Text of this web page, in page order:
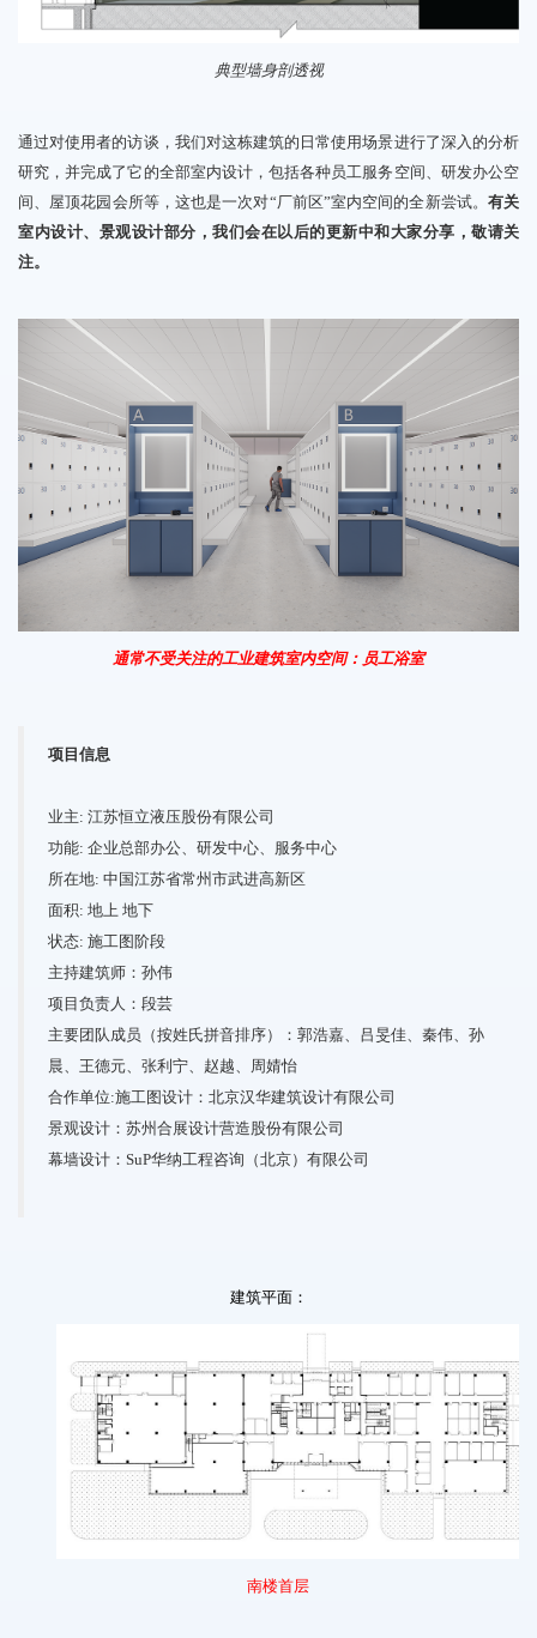
典型墙身剖透视
通过对使用者的访谈，我们对这栋建筑的日常使用场景进行了深入的分析
研究，并完成了它的全部室内设计，包括各种员工服务空间、研发办公空
间、屋顶花园会所等，这也是一次对“厂前区”室内空间的全新尝试。 有关
室内设计、景观设计部分，我们会在以后的更新中和大家分享，敬请关
注。
通常不受关注的工业建筑室内空间：员工浴室
项目信息
业主: 江苏恒立液压股份有限公司
功能: 企业总部办公、研发中心、服务中心
所在地: 中国江苏省常州市武进高新区
面积: 地上 地下
状态: 施工图阶段
主持建筑师：孙伟
项目负责人：段芸
主要团队成员（按姓氏拼音排序）：郭浩嘉、吕旻佳、秦伟、孙
晨、王德元、张利宁、赵越、周婧怡
合作单位:施工图设计：北京汉华建筑设计有限公司
景观设计：苏州合展设计营造股份有限公司
幕墙设计：SuP华纳工程咨询（北京）有限公司
建筑平面：
南楼首层